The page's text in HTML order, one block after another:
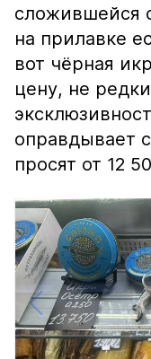
сложившейся
на прилавке
вот чёрная
цену, не
оправдывает
просят от 12